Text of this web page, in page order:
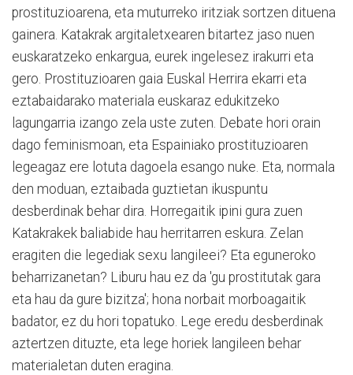
prostituzioarena, eta muturreko iritziak sortzen dituena
gainera. Katakrak argitaletxearen bitartez jaso nuen
euskaratzeko enkargua, eurek ingelesez irakurri eta
gero. Prostituzioaren gaia Euskal Herrira ekarri eta
eztabaidarako materiala euskaraz edukitzeko
lagungarria izango zela uste zuten. Debate hori orain
dago feminismoan, eta Espainiako prostituzioaren
legeagaz ere lotuta dagoela esango nuke. Eta, normala
den moduan, eztaibada guztietan ikuspuntu
desberdinak behar dira. Horregaitik ipini gura zuen
Katakrakek baliabide hau herritarren eskura. Zelan
eragiten die legediak sexu langileei? Eta eguneroko
beharrizanetan? Liburu hau ez da 'gu prostitutak gara
eta hau da gure bizitza'; hona norbait morboagaitik
badator, ez du hori topatuko. Lege eredu desberdinak
aztertzen dituzte, eta lege horiek langileen behar
materialetan duten eragina.